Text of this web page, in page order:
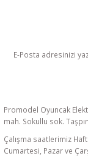
Promodel Oyuncak
mah. Sokullu sok.
Çalışma saatlerimiz
Cumartesi, Pazar ve